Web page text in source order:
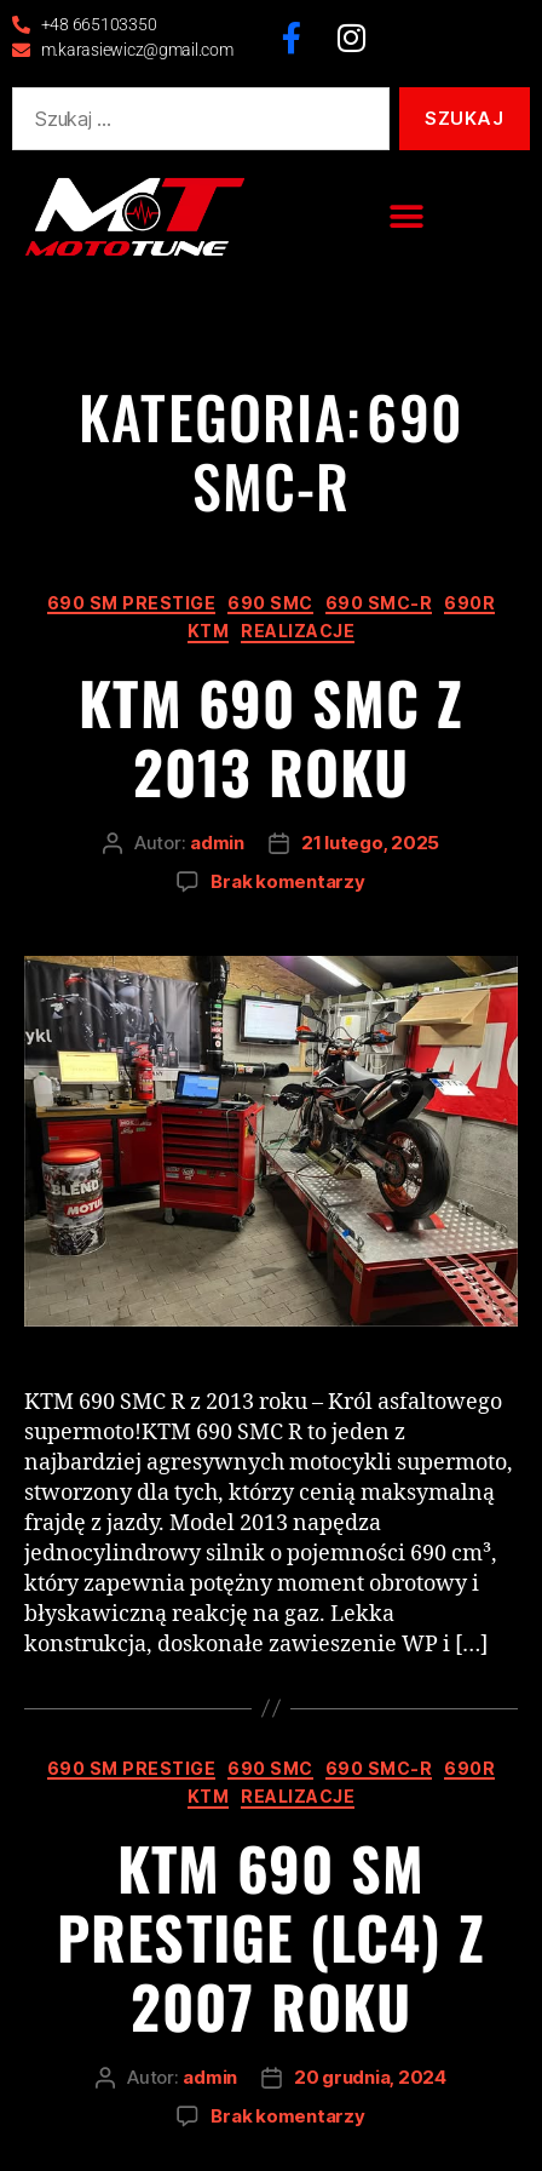
+48 665103350
m.karasiewicz@gmail.com
KATEGORIA:690
SMC-R
690 SM PRESTIGE 690 SMC 690 SMC-R
690R
KTM
REALIZACJE
KTM 690 SMC Z
2013 ROKU
Autor: admin
21 lutego, 2025
Brak komentarzy
KTM 690 SMC R z 2013 roku – Król asfaltowego
supermoto!KTM 690 SMC R to jeden z
najbardziej agresywnych motocykli supermoto,
stworzony dla tych, którzy cenią maksymalną
frajdę z jazdy. Model 2013 napędza
jednocylindrowy silnik o pojemności 690 cm³,
który zapewnia potężny moment obrotowy i
błyskawiczną reakcję na gaz. Lekka
konstrukcja, doskonałe zawieszenie WP i […]
690 SM PRESTIGE 690 SMC 690 SMC-R
690R
KTM
REALIZACJE
KTM 690 SM
PRESTIGE (LC4) Z
2007 ROKU
Autor: admin
20 grudnia, 2024
Brak komentarzy